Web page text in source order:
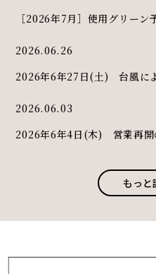
［2026年7月］使用グリーン
2026.06.26
2026年6年27日(土) 台風に
2026.06.03
2026年6年4日(木) 営業再開
もっと